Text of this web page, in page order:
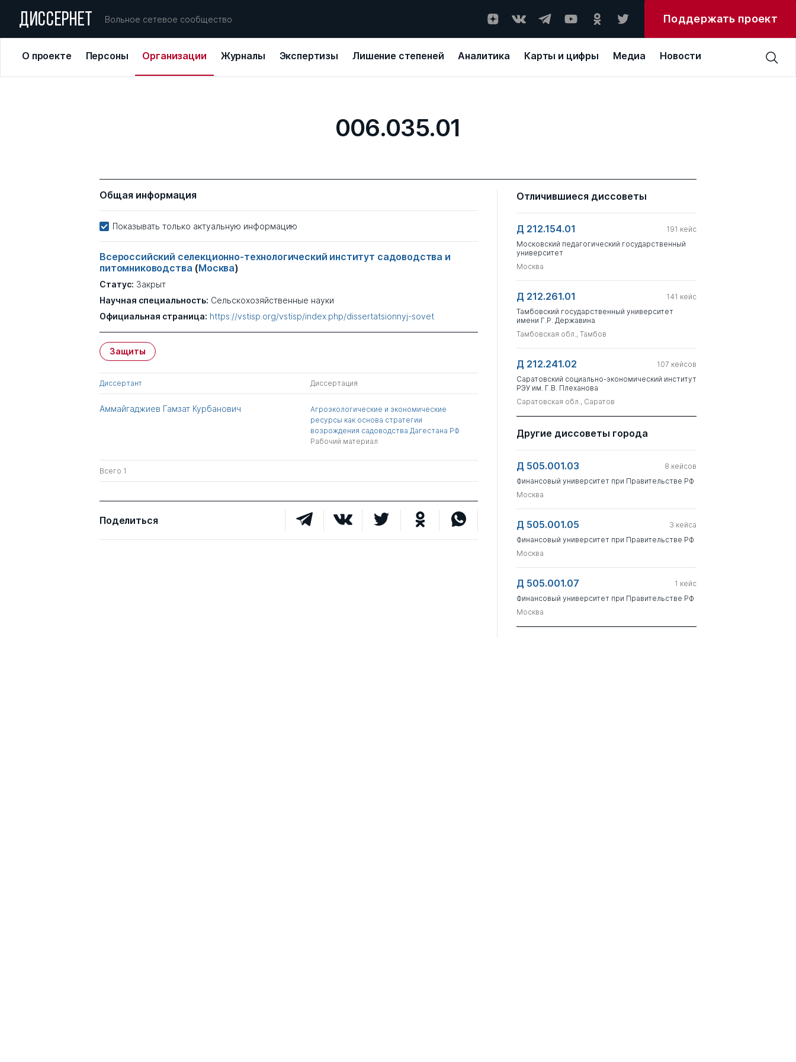
ДИССЕРНЕТ Вольное сетевое сообщество Поддержать проект
О проекте Персоны Организации Журналы Экспертизы Лишение степеней Аналитика Карты и цифры Медиа Новости
006.035.01
Общая информация
Показывать только актуальную информацию
Всероссийский селекционно-технологический институт садоводства и
питомниководства (Москва)
Статус: Закрыт
Научная специальность: Сельскохозяйственные науки
Официальная страница: https://vstisp.org/vstisp/index.php/dissertatsionnyj-sovet
Защиты
Диссертант Диссертация
Аммайгаджиев Гамзат Курбанович
Агроэкологические и экономические
ресурсы как основа стратегии
возрождения садоводства Дагестана РФ
Рабочий материал
Всего 1
Поделиться
Отличившиеся диссоветы
Д 212.154.01 191 кейс
Московский педагогический государственный
университет
Москва
Д 212.261.01 141 кейс
Тамбовский государственный университет
имени Г.Р. Державина
Тамбовская обл., Тамбов
Д 212.241.02 107 кейсов
Саратовский социально-экономический институт
РЭУ им. Г.В. Плеханова
Саратовская обл., Саратов
Другие диссоветы города
Д 505.001.03 8 кейсов
Финансовый университет при Правительстве РФ
Москва
Д 505.001.05 3 кейса
Финансовый университет при Правительстве РФ
Москва
Д 505.001.07 1 кейс
Финансовый университет при Правительстве РФ
Москва